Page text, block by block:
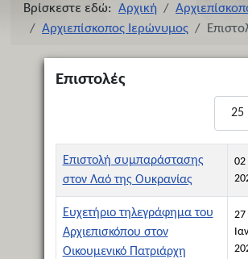
Βρίσκεστε εδώ: Αρχική
Αρχιεπίσκοπος Ιερώνυμος
Επιστολές
Τίτλος Ημερομηνία Δημιουργίας
Επιστολή συμπαράστασης
στον Λαό της Ουκρανίας
02
Ευχετήριο τηλεγράφημα του
Αρχιεπισκόπου στον
Οικουμενικό Πατριάρχη
27